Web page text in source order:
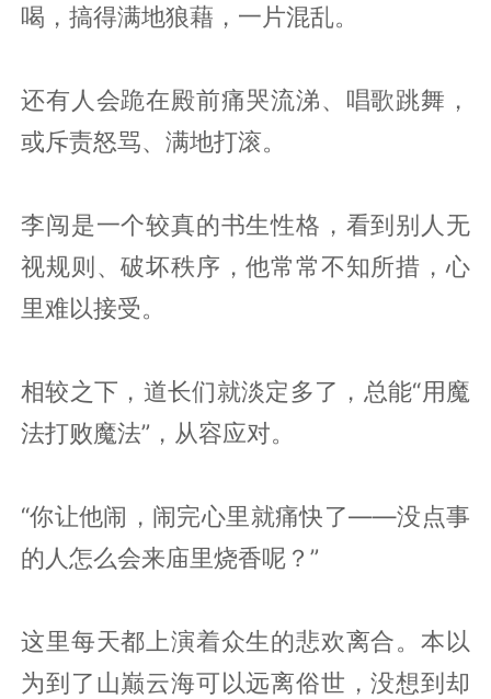
喝，搞得满地狼藉，一片混乱。
还有人会跪在殿前痛哭流涕、唱歌跳舞，
或斥责怒骂、满地打滚。
李闯是一个较真的书生性格，看到别人无
视规则、破坏秩序，他常常不知所措，心
里难以接受。
相较之下，道长们就淡定多了，总能“用魔
法打败魔法”，从容应对。
“你让他闹，闹完心里就痛快了——没点事
的人怎么会来庙里烧香呢？”
这里每天都上演着众生的悲欢离合。本以
为到了山巅云海可以远离俗世，没想到却